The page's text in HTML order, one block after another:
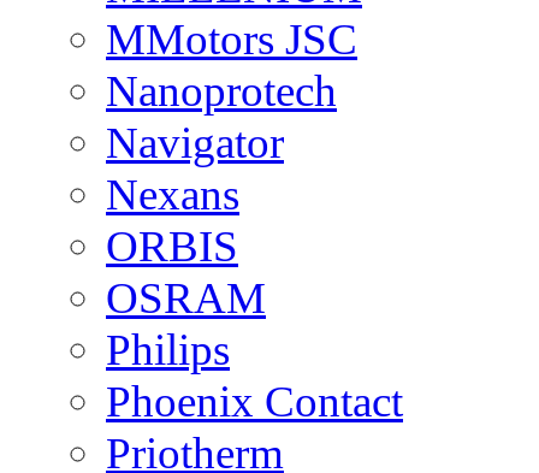
MMotors JSC
Nanoprotech
Navigator
Nexans
ORBIS
OSRAM
Philips
Phoenix Contact
Priotherm